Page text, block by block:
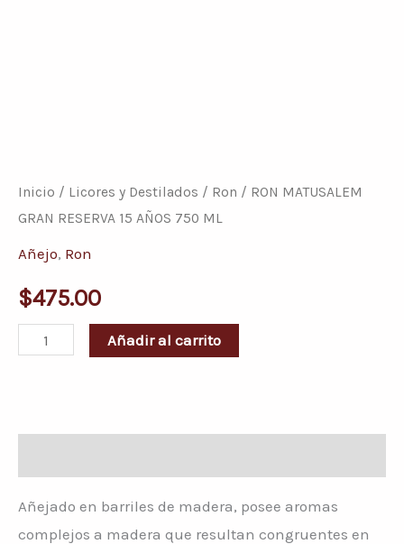
Inicio / Licores y Destilados / Ron / RON MATUSALEM
GRAN RESERVA 15 AÑOS 750 ML
Añejo, Ron
$475.00
GRAN
RESERVA
15
750
ML
cantidad
Añadir al carrito
Añejado en barriles de madera, posee aromas
complejos a madera que resultan congruentes en